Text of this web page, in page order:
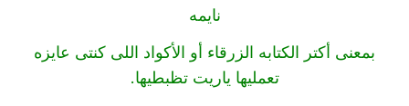
نايمه
بمعنى أكتر الكتابه الزرقاء أو الأكواد اللى كنتى عايزه
تعمليها ياريت تظبطيها.